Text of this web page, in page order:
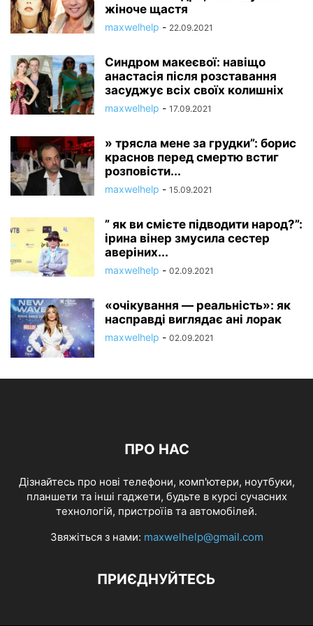
жіноче щастя
maxwelhelp - 22.09.2021
Синдром макеєвої: навіщо
анастасія після розставання
засуджує всіх своїх колишніх
maxwelhelp - 17.09.2021
» трясла мене за грудки”: борис
краснов перед смертю встиг
розповісти...
maxwelhelp - 15.09.2021
” як ви смієте підводити народ?”:
ірина вінер змусила сестер
аверіних...
maxwelhelp - 02.09.2021
«очікування — реальність»: як
насправді виглядає ані лорак
maxwelhelp - 02.09.2021
ПРО НАС
Дізнайтесь про нові телефони, комп'ютери, ноутбуки,
планшети та інші гаджети, будьте в курсі сучасних
технологій, пристроїів та автомобілей.
Звяжіться з нами: maxwelhelp@gmail.com
ПРИЄДНУЙТЕСЬ